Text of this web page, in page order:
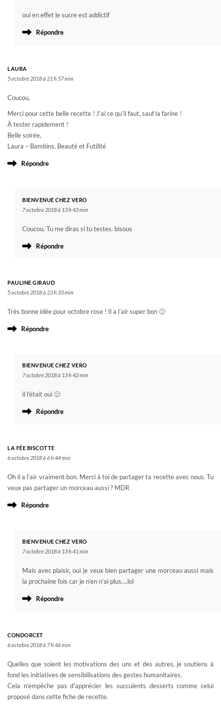
oui en effet le sucre est addictif
Répondre
LAURA
5 octobre 2018 à 21 h 57 min
Coucou,
Merci pour cette belle recette ! J’ai ce qu’il faut, sauf la farine !
À tester rapidement !
Belle soirée,
Laura – Bambins, Beauté et Futilité
Répondre
BIENVENUE CHEZ VERO
7 octobre 2018 à 13 h 43 min
Coucou. Tu me diras si tu testes. bisous
Répondre
PAULINE GIRAUD
5 octobre 2018 à 23 h 33 min
Très bonne idée pour octobre rose ! Il a l’air super bon 🙂
Répondre
BIENVENUE CHEZ VERO
7 octobre 2018 à 13 h 42 min
il l’était oui 🙂
Répondre
LA FÉE BISCOTTE
6 octobre 2018 à 6 h 44 min
Oh il a l’air vraiment bon. Merci à toi de partager ta recette avec nous. Tu
veux pas partager un morceau aussi ? MDR
Répondre
BIENVENUE CHEZ VERO
7 octobre 2018 à 13 h 41 min
Mais avec plaisir, oui je veux bien partager une morceau aussi mais
la prochaine fois car je n’en n’ai plus….lol
Répondre
CONDORCET
6 octobre 2018 à 7 h 46 min
Quelles que soient les motivations des uns et des autres, je soutiens à
fond les initiatives de sensibilisations des gestes humanitaires.
Cela n’empêche pas d’apprécier les succulents desserts comme celui
proposé dans cette fiche de recette.